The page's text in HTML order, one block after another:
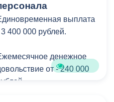
В завершение праздника
детей угостили
сладостями.
ВМБУК
выплата
3 400 000 рублей.
денежное
от - 240 000